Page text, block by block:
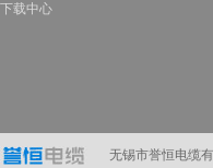
下载中心
无锡市誉恒电缆